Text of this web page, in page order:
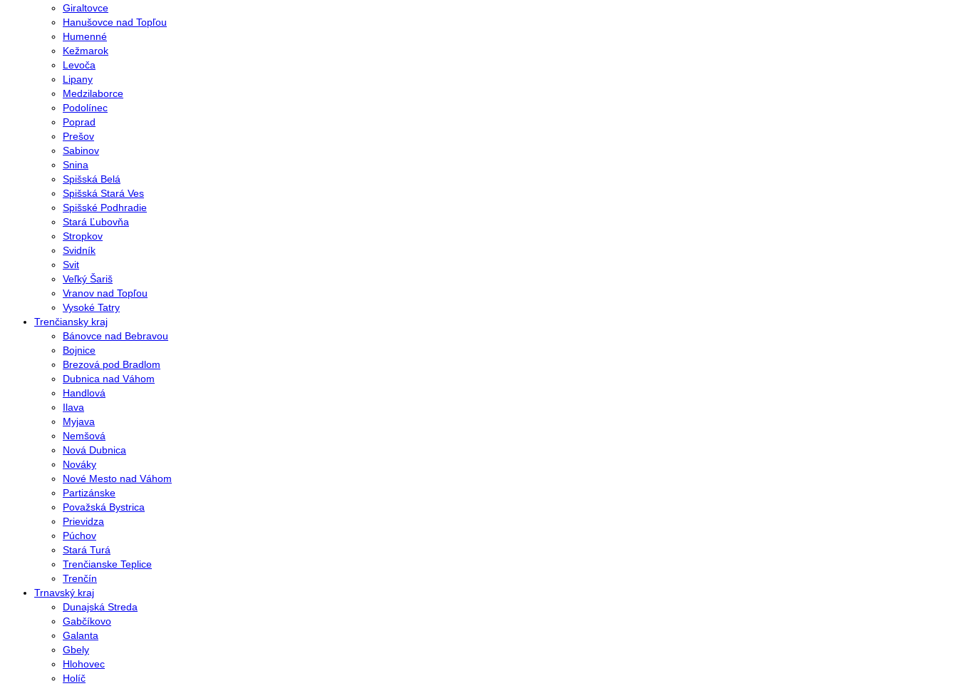
Giraltovce
Hanušovce nad Topľou
Humenné
Kežmarok
Levoča
Lipany
Medzilaborce
Podolínec
Poprad
Prešov
Sabinov
Snina
Spišská Belá
Spišská Stará Ves
Spišské Podhradie
Stará Ľubovňa
Stropkov
Svidník
Svit
Veľký Šariš
Vranov nad Topľou
Vysoké Tatry
Trenčiansky kraj
Bánovce nad Bebravou
Bojnice
Brezová pod Bradlom
Dubnica nad Váhom
Handlová
Ilava
Myjava
Nemšová
Nová Dubnica
Nováky
Nové Mesto nad Váhom
Partizánske
Považská Bystrica
Prievidza
Púchov
Stará Turá
Trenčianske Teplice
Trenčín
Trnavský kraj
Dunajská Streda
Gabčíkovo
Galanta
Gbely
Hlohovec
Holíč